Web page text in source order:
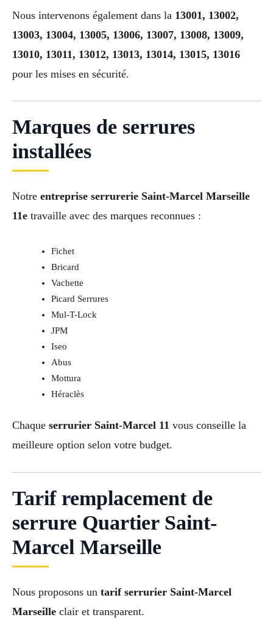
Nous intervenons également dans la 13001, 13002,
13003, 13004, 13005, 13006, 13007, 13008, 13009,
13010, 13011, 13012, 13013, 13014, 13015, 13016
pour les mises en sécurité.
Marques de serrures
installées
Notre entreprise serrurerie Saint-Marcel Marseille
11e travaille avec des marques reconnues :
Fichet
Bricard
Vachette
Picard Serrures
Mul-T-Lock
JPM
Iseo
Abus
Mottura
Héraclès
Chaque serrurier Saint-Marcel 11 vous conseille la
meilleure option selon votre budget.
Tarif remplacement de
serrure Quartier Saint-
Marcel Marseille
Nous proposons un tarif serrurier Saint-Marcel
Marseille clair et transparent.